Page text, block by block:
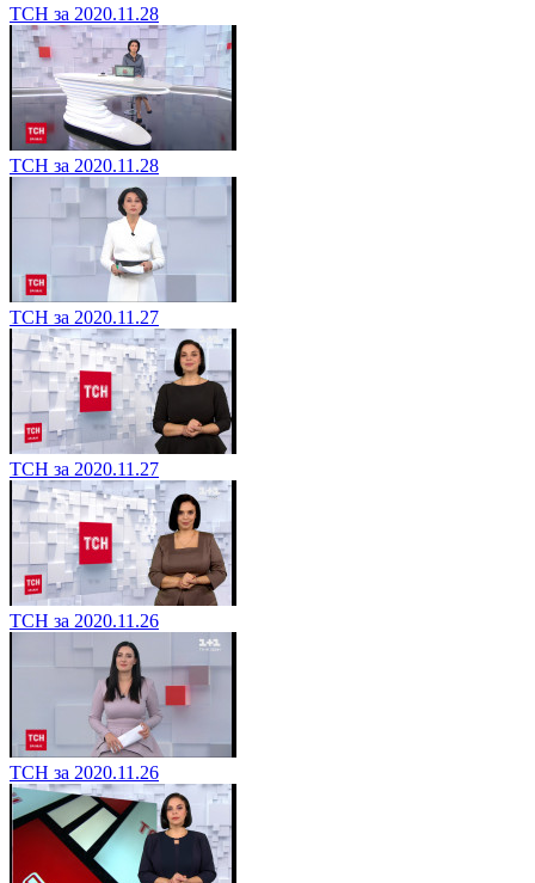
ТСН за 2020.11.28
ТСН за 2020.11.28
ТСН за 2020.11.27
ТСН за 2020.11.27
ТСН за 2020.11.26
ТСН за 2020.11.26